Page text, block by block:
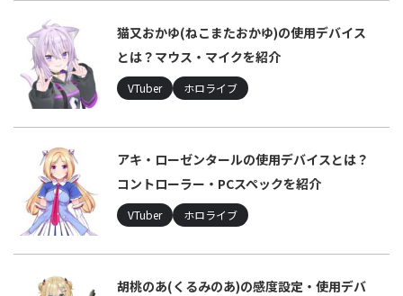
猫又おかゆ(ねこまたおかゆ)の使用デバイス
とは？マウス・マイクを紹介
VTuber ホロライブ
アキ・ローゼンタールの使用デバイスとは？
コントローラー・PCスペックを紹介
VTuber ホロライブ
胡桃のあ(くるみのあ)の感度設定・使用デバ